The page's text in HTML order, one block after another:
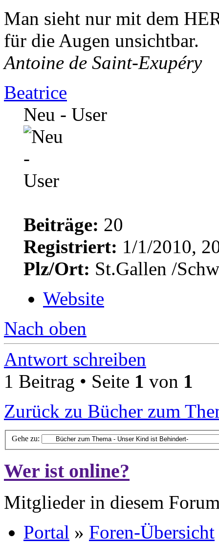
Man sieht nur mit dem
für die Augen unsichtbar.
Antoine de Saint-Exupéry
Beatrice
Neu - User
Beiträge: 20
Registriert: 1/1/2010,
Plz/Ort: St.Gallen /
Website
Nach oben
Antwort schreiben
1 Beitrag • Seite 1 von 1
Zurück zu Bücher zum
Gehe zu:
Wer ist online?
Mitglieder in diesem
Portal » Foren-Übersicht